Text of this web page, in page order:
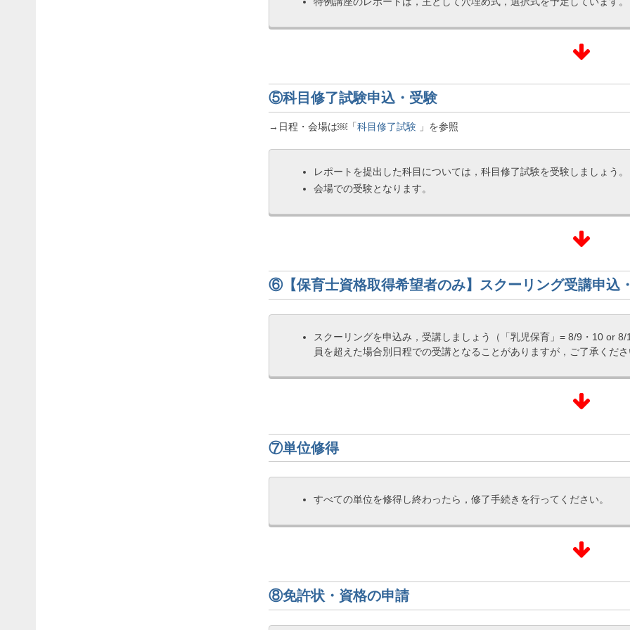
⑤科目修了試験申込・受験
→日程・会場は￼「科目修了試験 」を参照
レポートを提出した科目については，科目修了試験を受験しましょう。
会場での受験となります。
⑥【保育士資格取得希望者のみ】スクーリング受講申込
スクーリングを申込み，受講しましょう（「乳児保育」= 8/9・10 or
員を超えた場合別日程での受講となることがありますが，ご了承くだ
⑦単位修得
すべての単位を修得し終わったら，修了手続きを行ってください。
⑧免許状・資格の申請